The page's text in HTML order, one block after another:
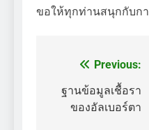
ขอให้ทุกท่านสนุกกับกา
แนะแนว
เรื่อง
Previous:
ฐานข้อมูลเชื้อรา
ของอัลเบอร์ตา